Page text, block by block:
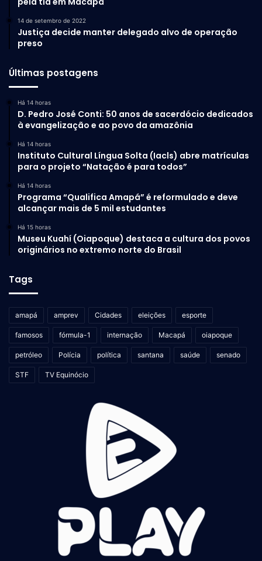
14 de setembro de 2022
Justiça decide manter delegado alvo de operação
preso
Últimas postagens
Há 14 horas
D. Pedro José Conti: 50 anos de sacerdócio dedicados
à evangelização e ao povo da amazônia
Há 14 horas
Instituto Cultural Língua Solta (Iacls) abre matrículas
para o projeto “Natação é para todos”
Há 14 horas
Programa “Qualifica Amapá” é reformulado e deve
alcançar mais de 5 mil estudantes
Há 15 horas
Museu Kuahí (Oiapoque) destaca a cultura dos povos
originários no extremo norte do Brasil
Tags
amapá amprev Cidades eleições esporte
famosos fórmula-1 internação Macapá oiapoque
petróleo Polícia política santana saúde senado
STF TV Equinócio